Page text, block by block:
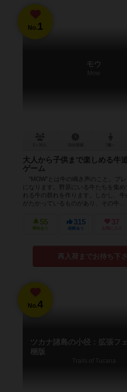
No.1
モウ
Mow
大人から子供まで楽しめる牛
ゲーム
“MOW”とは牛の鳴き声のこと。プ
になります。野原にいる牛たちを集め
れる牛の群れを作ります。しかし、
がたかっているものがあり、その牛...
55
興味あり
315
経験あり
37
お気に入り
再入荷までお待ち下
No.4
ツカナ諸島の小径：拡張フ
梱版
Trails of Tucana